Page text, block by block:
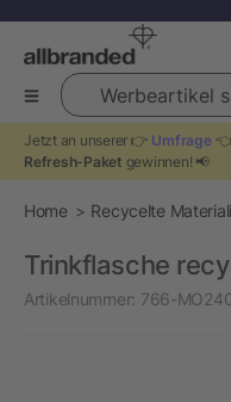
Werbeartikel suchen...
Jetzt an unserer 👉 Umfrage👈
Refresh-Paket gewinnen! 📢
Home Recycelte
Trinkflasche
Artikelnummer: 766-